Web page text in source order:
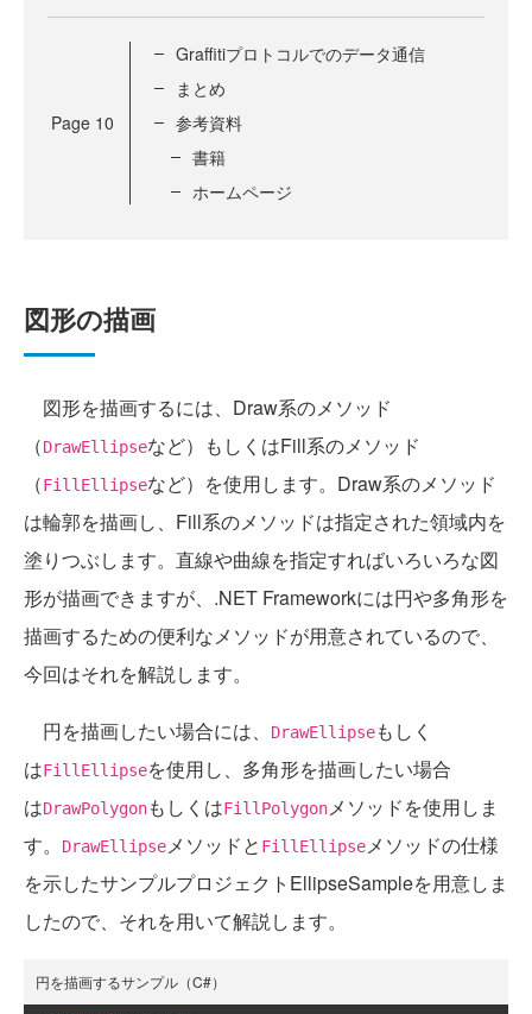
Page 10
Graffitiプロトコルでのデータ通信
まとめ
参考資料
書籍
ホームページ
図形の描画
図形を描画するには、Draw系のメソッド
（DrawEllipseなど）もしくはFill系のメソッド
（FillEllipseなど）を使用します。Draw系のメソッド
は輪郭を描画し、Fill系のメソッドは指定された領域内を
塗りつぶします。直線や曲線を指定すればいろいろな図
形が描画できますが、.NET Frameworkには円や多角形を
描画するための便利なメソッドが用意されているので、
今回はそれを解説します。
円を描画したい場合には、 DrawEllipseもしく
はFillEllipseを使用し、多角形を描画したい場合
はDrawPolygonもしくはFillPolygon メソッドを使用しま
す。
DrawEllipse メソッドと FillEllipse メソッドの仕様
を示したサンプルプロジェクトEllipseSampleを用意しま
したので、それを用いて解説します。
円を描画するサンプル（C#）